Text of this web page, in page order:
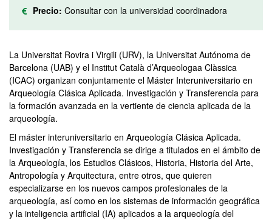
Precio: Consultar con la universidad coordinadora
La Universitat Rovira i Virgili (URV), la Universitat Autónoma de
Barcelona (UAB) y el Institut Català d’Arqueologaa Clàssica
(ICAC) organizan conjuntamente el Máster Interuniversitario en
Arqueología Clásica Aplicada. Investigación y Transferencia para
la formación avanzada en la vertiente de ciencia aplicada de la
arqueología.
El máster interuniversitario en Arqueología Clásica Aplicada.
Investigación y Transferencia se dirige a titulados en el ámbito de
la Arqueología, los Estudios Clásicos, Historia, Historia del Arte,
Antropología y Arquitectura, entre otros, que quieren
especializarse en los nuevos campos profesionales de la
arqueología, así como en los sistemas de información geográfica
y la inteligencia artificial (IA) aplicados a la arqueología del